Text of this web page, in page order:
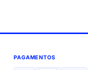
PAGAMENTOS